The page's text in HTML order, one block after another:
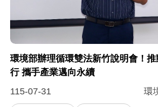
環境部辦理循環雙法新竹說明會！
行 攜手產業邁向永續
115-07-31
環